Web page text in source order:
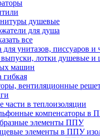
душевые
для душа
все
для унитазов, писсуаров и
лотки душевые и
машин
гибкая
вентиляционные
части в теплоизоляции
компенсаторы в
элементы ППУ
элементы в ППУ